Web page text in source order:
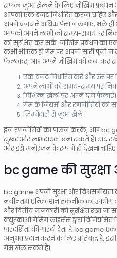
सफल जुआ खेलने के लिए जोखिम प्रबंधन और
आपको एक बजट निर्धारित करना चाहिए
अपने बजट से अधिक पैसा न लगाएं, भले ही
आपको अपने लाभों को समय-समय पर
को सुरक्षित कर सकें। जोखिम प्रबंधन का
कभी भी एक ही गेम पर अपनी सारी पूंजी न
फैलाकर, आप अपने जोखिम को कम कर
एक बजट निर्धारित करें और उस पर
अपने लाभों को समय-समय पर
विभिन्न खेलों पर अपने दांव फैलाएं।
गेम के नियमों और रणनीतियों को
ज़िम्मेदारी से जुआ खेलें।
इन रणनीतियों का पालन करके, आप bc
सुखद और लाभदायक बना सकते हैं। याद
और इसे मनोरंजन के रूप में ही देखना चाहिए।
bc game की सुरक्षा
bc game अपनी सुरक्षा और विश्वसनीयता
नवीनतम एन्क्रिप्शन तकनीक का उपयोग
और वित्तीय जानकारी को सुरक्षित रखा
क्युरकाओ गेमिंग लाइसेंस द्वारा विनियमित
पारदर्शिता की गारंटी देता है। bc game
अनुभव प्रदान करने के लिए प्रतिबद्ध है,
गेम खेल सकते हैं।